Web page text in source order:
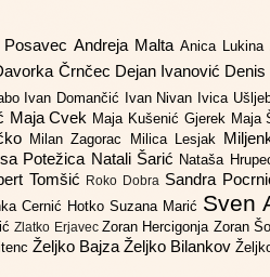
Andreja Malta Anica Lukina
Črnčec Dejan Ivanović Denis
Ivan Domančić Ivan Nivan Ivica
Maja Cvek Maja Kušenić Gjerek Maja
Milan Zagorac Milica Lesjak
Potežica Natali Šarić Nataša
Tomšić Roko Dobra Sandra
Cernić Hotko Suzana Marić Sven
Zlatko Erjavec Zoran Hercigonja Zoran
Željko Bajza Željko Bilankov